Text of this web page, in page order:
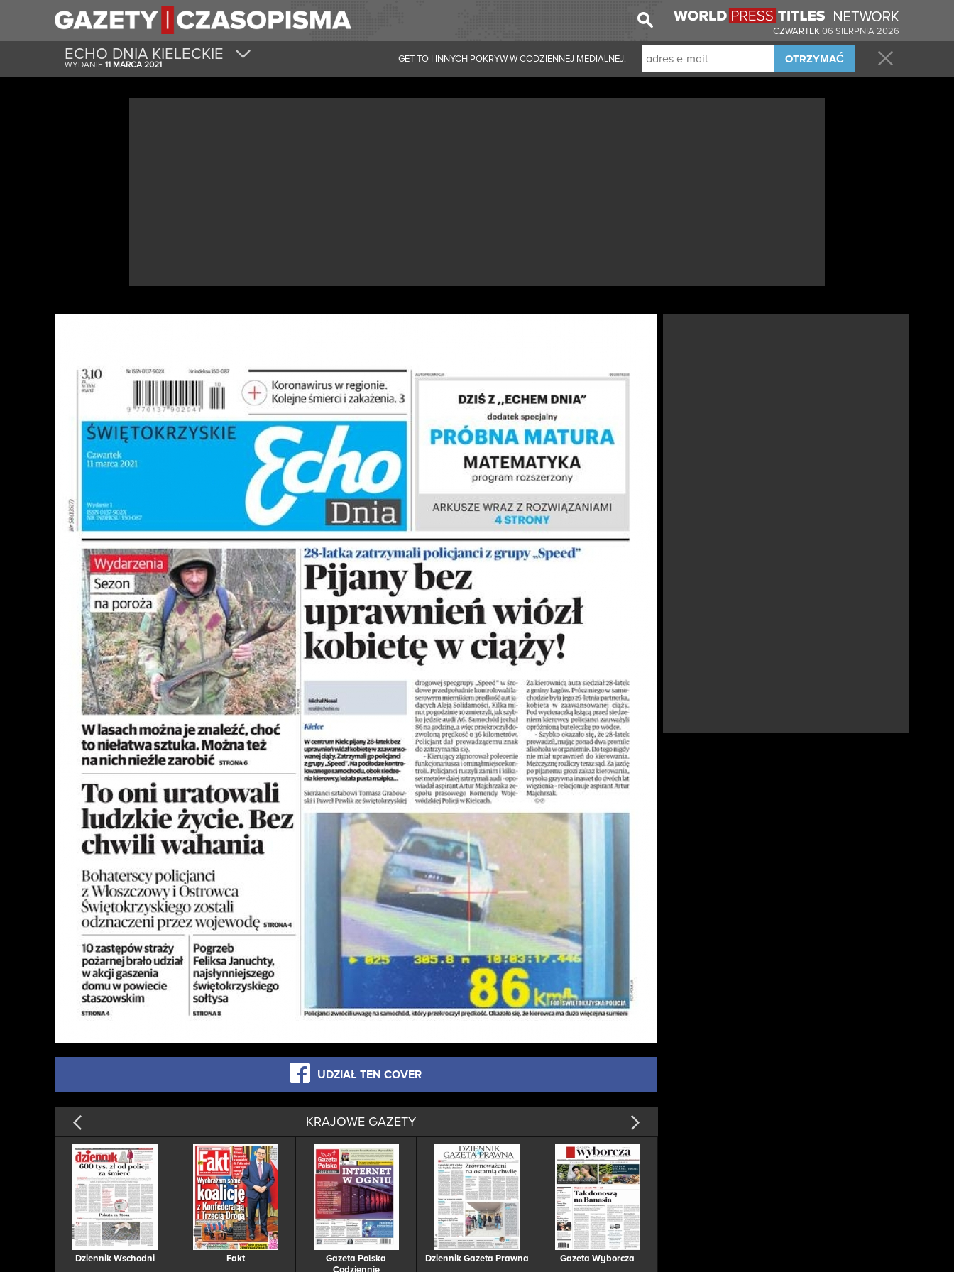
CZWARTEK06 SIERPNIA 2026
ECHO DNIA KIELECKIE
WYDANIE 11 MARCA 2021 OTRZYMAĆ
GET TO I INNYCH POKRYW W CODZIENNEJ MEDIALNEJ.
UDZIAŁ TEN COVER
KRAJOWE GAZETY
Dziennik Wschodni Fakt
Gazeta Polska
Dziennik Gazeta Prawna Gazeta Wyborcza